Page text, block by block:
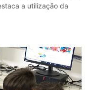
a utilização da